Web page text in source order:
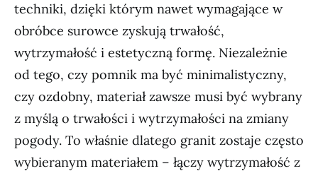
techniki, dzięki którym nawet wymagające w
obróbce surowce zyskują trwałość,
wytrzymałość i estetyczną formę. Niezależnie
od tego, czy pomnik ma być minimalistyczny,
czy ozdobny, materiał zawsze musi być wybrany
z myślą o trwałości i wytrzymałości na zmiany
pogody. To właśnie dlatego granit zostaje często
wybieranym materiałem – łączy wytrzymałość z